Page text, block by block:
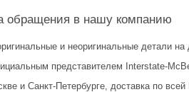
обращения в нашу компанию
и неоригинальные детали
представителем Interstate-
и Санкт-Петербурге, доставка по